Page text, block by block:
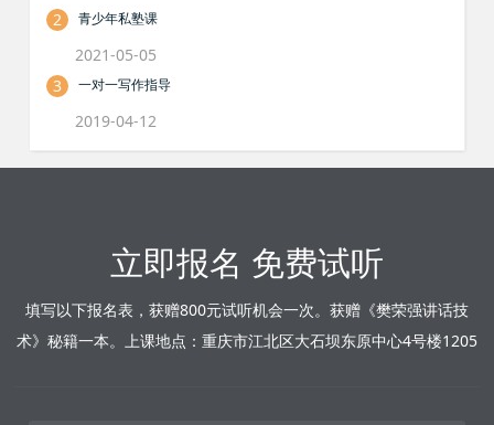
2
青少年私塾课
2021-05-05
3
一对一写作指导
2019-04-12
立即报名 免费试听
填写以下报名表，获赠800元试听机会一次。获赠《樊荣强讲话技
术》秘籍一本。上课地点：重庆市江北区大石坝东原中心4号楼1205